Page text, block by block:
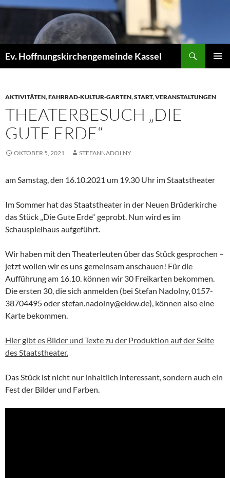
Zum
Ev. Hoffnungskirchengemeinde Kassel
AKTIVITÄTEN,FAHRRAD-KULTUR-GARTEN,START,VERANSTALTUNGEN
THEATERBESUCH „DIE
GUTE ERDE“
OKTOBER 5, 2021 STEFANNADOLNY
am Samstag, den 16.10.2021 um 19.30 Uhr im Staatstheater
Im Sommer hat das Staatstheater in der Neuen Brüderkirche
das Stück „Die Gute Erde“ geprobt. Nun wird es im
Schauspielhaus aufgeführt.
Wir haben mit den Theaterleuten über das Stück gesprochen –
jetzt wollen wir es uns gemeinsam anschauen! Für die
Aufführung am 16.10. können wir 30 Freikarten bekommen.
Die ersten 30, die sich anmelden (bei Stefan Nadolny, 0157-
38704495 oder stefan.nadolny@ekkw.de), können also eine
Karte bekommen.
Hier gibt es Bilder und Texte zu der Produktion auf der Seite
des Staatstheater.
Das Stück ist nicht nur inhaltlich interessant, sondern auch ein
Fest der Bilder und Farben.